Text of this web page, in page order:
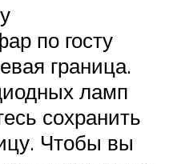
по госту
граница.
ламп
сохранить
Чтобы вы